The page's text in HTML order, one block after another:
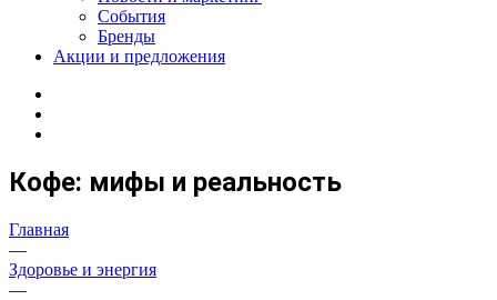
События
Бренды
Акции и предложения
Кофе: мифы и реальность
Главная
—
Здоровье и энергия
—